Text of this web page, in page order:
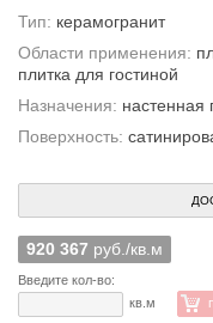
Тип: керамогранит
Области применения:
плитка для гостиной
Назначения: настенная
Поверхность:
920 367 руб./кв.м
Введите кол-во:
кв.м